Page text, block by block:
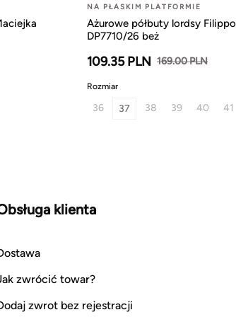
NA PŁASKIM PLATFORMIE
Ażurowe półbuty lordsy Filippo
DP7710/26 beż
109.35 PLN 169.00 PLN
Rozmiar
36 37 38 39 40 41
klienta
zwrócić towar?
zwrot bez rejestracji